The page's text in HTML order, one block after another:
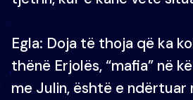
Egla: Doja të thoja që ka
thënë Erjolës, “mafia” në
me Julin, është e ndërtuar